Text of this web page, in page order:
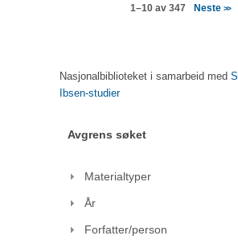
1–10 av 347 Neste >>
Nasjonalbiblioteket i samarbeid med
Ibsen-studier
Avgrens søket
Materialtyper
År
Forfatter/person